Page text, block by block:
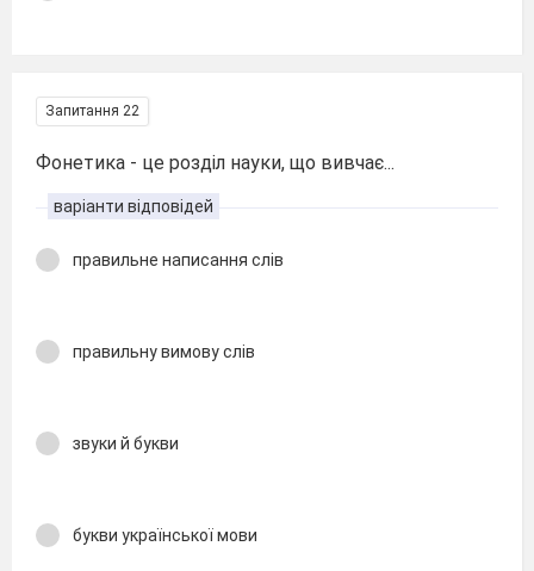
Запитання 22
Фонетика - це розділ науки, що вивчає...
варіанти відповідей
правильне написання слів
правильну вимову слів
звуки й букви
букви української мови